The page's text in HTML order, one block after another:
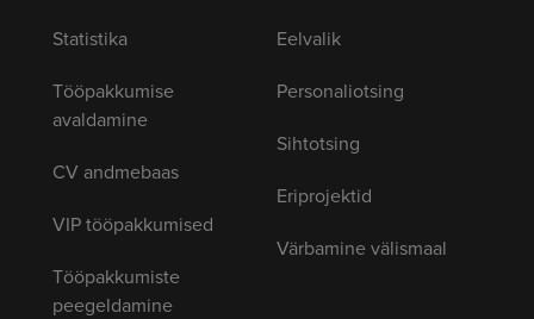
Statistika
Tööpakkumise
avaldamine
CV andmebaas
VIP tööpakkumised
Tööpakkumiste
peegeldamine
Eelvalik
Personaliotsing
Sihtotsing
Eriprojektid
Värbamine välismaal